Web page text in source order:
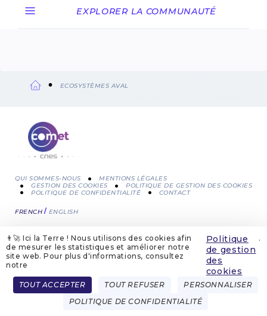
👨‍🚀 Ici la Terre ! Nous utilisons des cookies afin
de mesurer les statistiques et améliorer notre
site web. Pour plus d'informations, consultez
notre
Politique
de gestion
des
cookies
.
TOUT ACCEPTER TOUT REFUSER
PERSONNALISER
POLITIQUE DE CONFIDENTIALITÉ
EXPLORER LA COMMUNAUTÉ
d'Ariane
ECOSYSTÈMES AVAL
Menu
Pied
de
page
QUI SOMMES-NOUS
MENTIONS LÉGALES
GESTION DES COOKIES
POLITIQUE DE GESTION DES COOKIES
POLITIQUE DE CONFIDENTIALITÉ
CONTACT
FRENCH ENGLISH